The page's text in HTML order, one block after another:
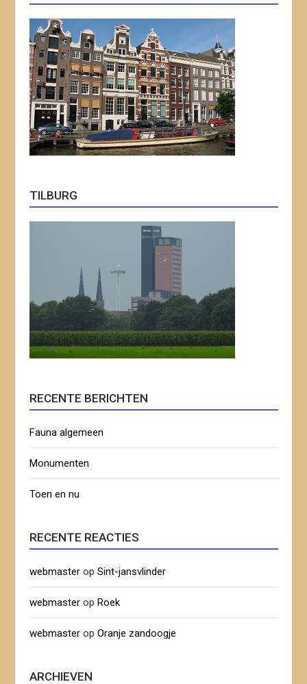
TILBURG
RECENTE BERICHTEN
Fauna algemeen
Monumenten
Toen en nu
RECENTE REACTIES
webmaster opSint-jansvlinder
webmaster opRoek
webmaster opOranje zandoogje
ARCHIEVEN